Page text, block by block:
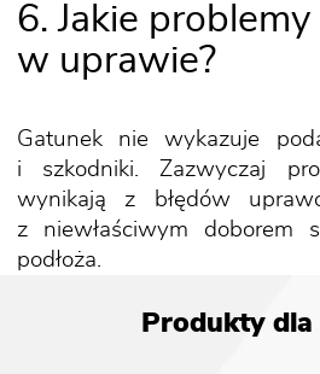
6. Jakie
w uprawie?
Gatunek nie wykazuje
i szkodniki. Zazwyczaj
wynikają z błędów
z niewłaściwym doborem
podłoża.
Produkty dla